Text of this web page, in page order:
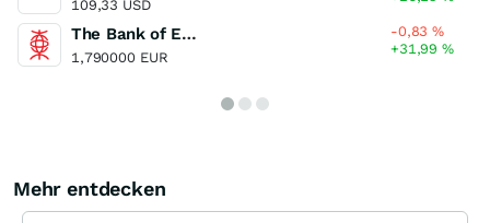
109,33 USD
The Bank of East Asia
1,790000 EUR
-0,83%
+31,99%
Mehr entdecken